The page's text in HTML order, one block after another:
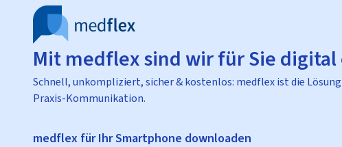
Mit medflex sind wir für Sie digital
Schnell, unkompliziert, sicher & kostenlos: medflex ist die
Praxis-Kommunikation.
medflex für Ihr Smartphone downloaden